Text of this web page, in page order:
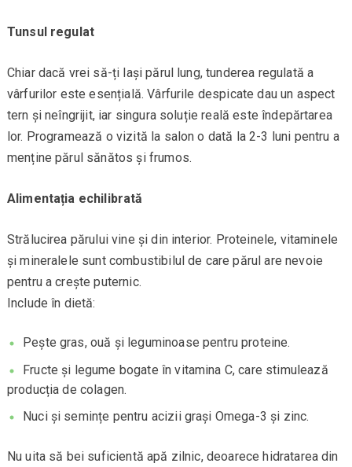
Tunsul regulat
Chiar dacă vrei să-ți lași părul lung, tunderea regulată a
vârfurilor este esențială. Vârfurile despicate dau un aspect
tern și neîngrijit, iar singura soluție reală este îndepărtarea
lor. Programează o vizită la salon o dată la 2-3 luni pentru a
menține părul sănătos și frumos.
Alimentația echilibrată
Strălucirea părului vine și din interior. Proteinele, vitaminele
și mineralele sunt combustibilul de care părul are nevoie
pentru a crește puternic.
Include în dietă:
Pește gras, ouă și leguminoase pentru proteine.
Fructe și legume bogate în vitamina C, care stimulează
producția de colagen.
Nuci și semințe pentru acizii grași Omega-3 și zinc.
Nu uita să bei suficientă apă zilnic, deoarece hidratarea din